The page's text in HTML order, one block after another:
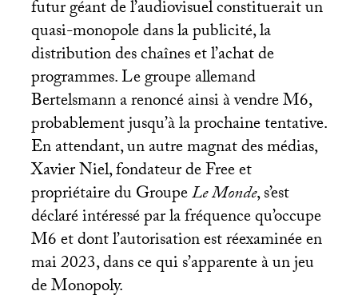
futur géant de l’audiovisuel constituerait un
quasi-monopole dans la publicité, la
distribution des chaînes et l’achat de
programmes. Le groupe allemand
Bertelsmann a renoncé ainsi à vendre M6,
probablement jusqu’à la prochaine tentative.
En attendant, un autre magnat des médias,
Xavier Niel, fondateur de Free et
propriétaire du GroupeLe Monde, s’est
déclaré intéressé par la fréquence qu’occupe
M6 et dont l’autorisation est réexaminée en
mai 2023, dans ce qui s’apparente à un jeu
de Monopoly.